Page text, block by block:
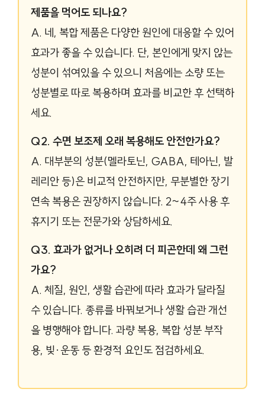
제품을 먹어도 되나요?
A. 네, 복합 제품은 다양한 원인에 대응할 수 있어
효과가 좋을 수 있습니다. 단, 본인에게 맞지 않는
성분이 섞여있을 수 있으니 처음에는 소량 또는
성분별로 따로 복용하며 효과를 비교한 후 선택하
세요.
Q2. 수면 보조제 오래 복용해도 안전한가요?
A. 대부분의 성분(멜라토닌, GABA, 테아닌, 발
레리안 등)은 비교적 안전하지만, 무분별한 장기
연속 복용은 권장하지 않습니다. 2~4주 사용 후
휴지기 또는 전문가와 상담하세요.
Q3. 효과가 없거나 오히려 더 피곤한데 왜 그런
가요?
A. 체질, 원인, 생활 습관에 따라 효과가 달라질
수 있습니다. 종류를 바꿔보거나 생활 습관 개선
을 병행해야 합니다. 과량 복용, 복합 성분 부작
용, 빛·운동 등 환경적 요인도 점검하세요.